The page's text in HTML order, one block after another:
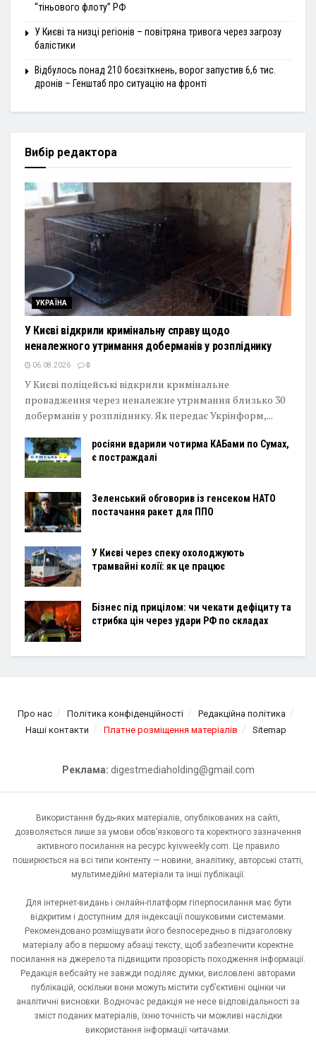
“тіньового флоту” РФ
У Києві та низці регіонів – повітряна тривога через загрозу
балістики
Відбулось понад 210 боєзіткнень, ворог запустив 6,6 тис.
дронів – Генштаб про ситуацію на фронті
Вибір редактора
УКРАЇНА
У Києві відкрили кримінальну справу щодо
неналежного утримання доберманів у розпліднику
06.08.2026 0
У Києві поліцейські відкрили кримінальне
провадження через неналежне утримання близько 30
доберманів у розпліднику. Як передає Укрінформ,...
росіяни вдарили чотирма КАБами по Сумах,
є постраждалі
Зеленський обговорив із генсеком НАТО
постачання ракет для ППО
У Києві через спеку охолоджують
трамвайні колії: як це працює
Бізнес під прицілом: чи чекати дефіциту та
стрибка цін через удари РФ по складах
Про нас Політика конфіденційності
Редакційна політика
Наші контакти
Платне розміщення матеріалів Sitemap
Реклама: digestmediaholding@gmail.com
Використання будь-яких матеріалів, опублікованих на сайті,
дозволяється лише за умови обов’язкового та коректного зазначення
активного посилання на ресурс kyivweekly.com. Це правило
поширюється на всі типи контенту — новини, аналітику, авторські статті,
мультимедійні матеріали та інші публікації.
Для інтернет-видань і онлайн-платформ гіперпосилання має бути
відкритим і доступним для індексації пошуковими системами.
Рекомендовано розміщувати його безпосередньо в підзаголовку
матеріалу або в першому абзаці тексту, щоб забезпечити коректне
посилання на джерело та підвищити прозорість походження інформації.
Редакція вебсайту не завжди поділяє думки, висловлені авторами
публікацій, оскільки вони можуть містити суб’єктивні оцінки чи
аналітичні висновки. Водночас редакція не несе відповідальності за
зміст поданих матеріалів, їхню точність чи можливі наслідки
використання інформації читачами.